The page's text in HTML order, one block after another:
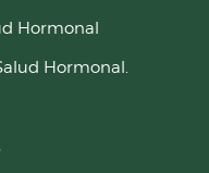
Hormonal
Hormonal.